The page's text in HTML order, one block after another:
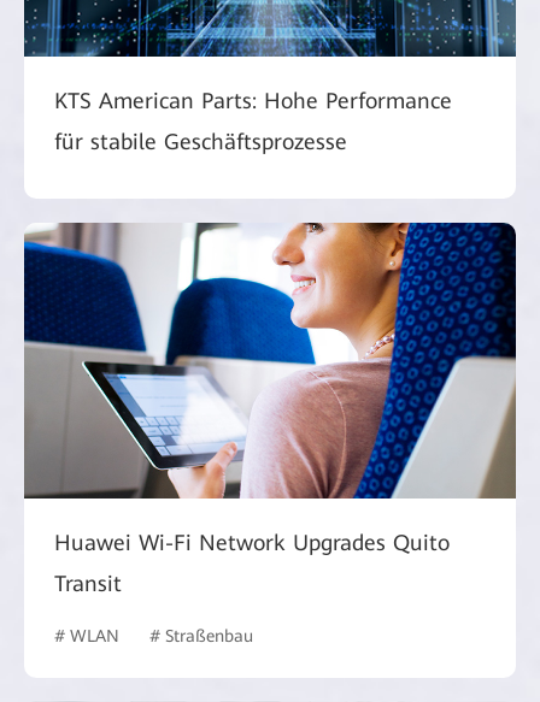
KTS American Parts: Hohe Performance
für stabile Geschäftsprozesse
Huawei Wi-Fi Network Upgrades Quito
Transit
# WLAN # Straßenbau